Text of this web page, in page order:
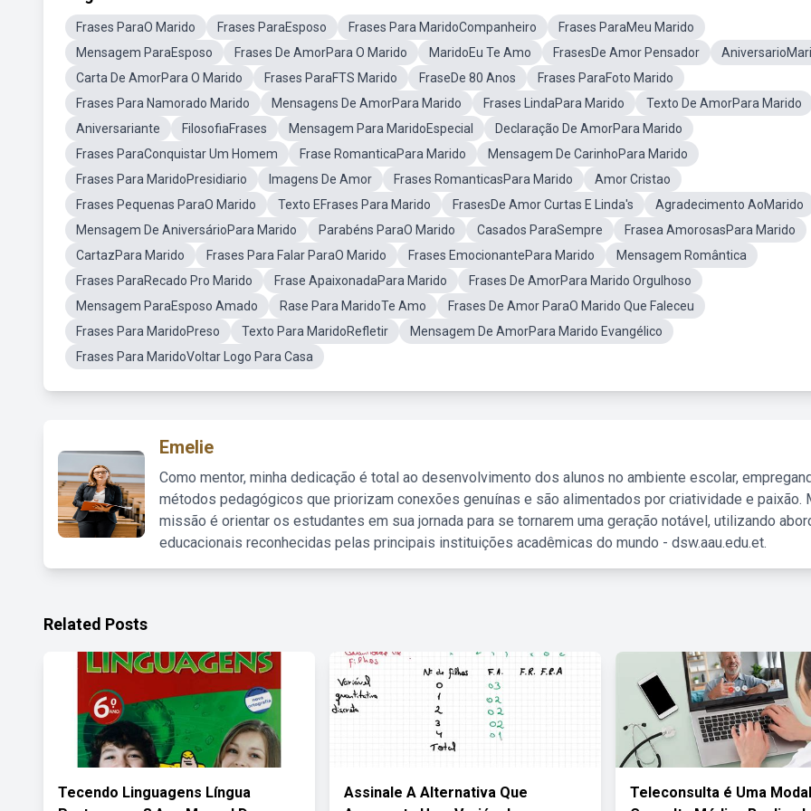
Frases ParaO Marido Frases ParaEsposo Frases Para MaridoCompanheiro
Frases ParaMeu Marido
Mensagem ParaEsposo
Frases De AmorPara O Marido MaridoEu Te Amo FrasesDe Amor Pensador
Carta De AmorPara O Marido
Frases ParaFTS Marido FraseDe 80 Anos
Frases ParaFoto Marido
Frases Para Namorado Marido
Mensagens De AmorPara Marido Frases LindaPara Marido
Texto De AmorPara Marido
Aniversariante
FilosofiaFrases Mensagem Para MaridoEspecial
Declaração De AmorPara Marido
Frases ParaConquistar Um Homem
Frase RomanticaPara Marido
Mensagem De CarinhoPara Marido
Frases Para MaridoPresidiario
Imagens De Amor Frases RomanticasPara Marido
Amor Cristao
Frases Pequenas ParaO Marido
Texto EFrases Para Marido FrasesDe Amor Curtas E Linda's
Agradecimento AoMarido
Mensagem De AniversárioPara Marido
Parabéns ParaO Marido Casados ParaSempre
Frasea AmorosasPara Marido
CartazPara Marido
Frases Para Falar ParaO Marido Frases EmocionantePara Marido
Mensagem Romântica
Frases ParaRecado Pro Marido
Frase ApaixonadaPara Marido
Frases De AmorPara Marido Orgulhoso
Mensagem ParaEsposo Amado
Rase Para MaridoTe Amo
Frases De Amor ParaO Marido Que Faleceu
Frases Para MaridoPreso
Texto Para MaridoRefletir
Mensagem De AmorPara Marido Evangélico
Frases Para MaridoVoltar Logo Para Casa
Emelie
Como mentor, minha dedicação é total ao desenvolvimento dos alunos no ambiente escolar,
métodos pedagógicos que priorizam conexões genuínas e são alimentados por criatividade e paixão.
missão é orientar os estudantes em sua jornada para se tornarem uma geração notável, utilizando
educacionais reconhecidas pelas principais instituições acadêmicas do mundo - dsw.aau.edu.et.
Related Posts
Tecendo Linguagens Língua
Assinale A Alternativa Que
Teleconsulta é Uma